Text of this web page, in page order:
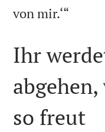
von mir.‘“
Ihr
so freut